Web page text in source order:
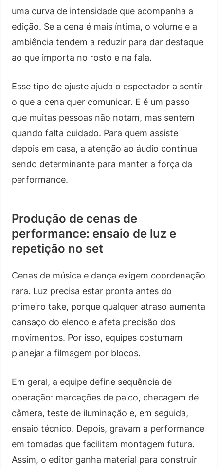
uma curva de intensidade que acompanha a
edição. Se a cena é mais íntima, o volume e a
ambiência tendem a reduzir para dar destaque
ao que importa no rosto e na fala.
Esse tipo de ajuste ajuda o espectador a sentir
o que a cena quer comunicar. E é um passo
que muitas pessoas não notam, mas sentem
quando falta cuidado. Para quem assiste
depois em casa, a atenção ao áudio continua
sendo determinante para manter a força da
performance.
Produção de cenas de
performance: ensaio de luz e
repetição no set
Cenas de música e dança exigem coordenação
rara. Luz precisa estar pronta antes do
primeiro take, porque qualquer atraso aumenta
cansaço do elenco e afeta precisão dos
movimentos. Por isso, equipes costumam
planejar a filmagem por blocos.
Em geral, a equipe define sequência de
operação: marcações de palco, checagem de
câmera, teste de iluminação e, em seguida,
ensaio técnico. Depois, gravam a performance
em tomadas que facilitam montagem futura.
Assim, o editor ganha material para construir